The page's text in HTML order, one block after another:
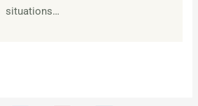
situations…